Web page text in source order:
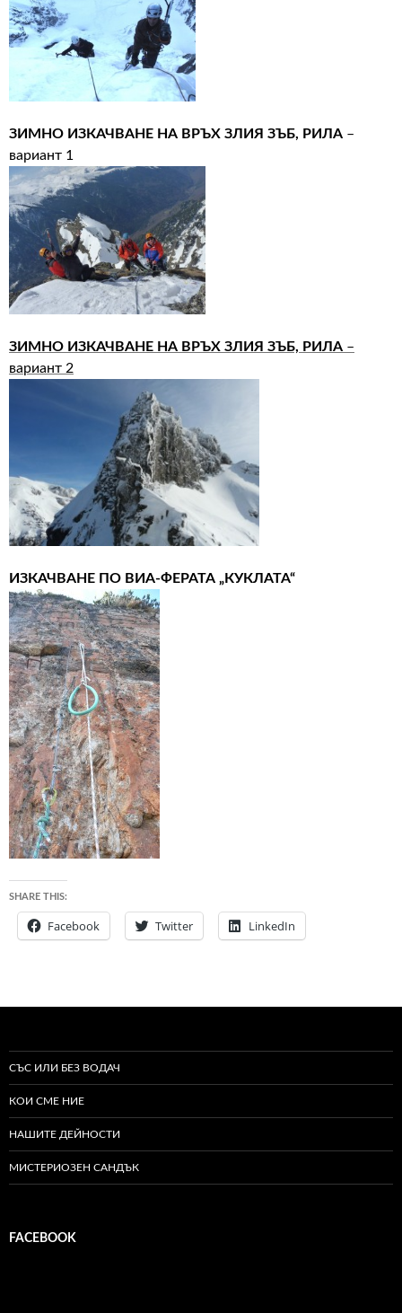
ЗИМНО ИЗКАЧВАНЕ НА ВРЪХ ЗЛИЯ ЗЪБ, РИЛА –
вариант 1
ЗИМНО ИЗКАЧВАНЕ НА ВРЪХ ЗЛИЯ ЗЪБ, РИЛА –
вариант 2
ИЗКАЧВАНЕ ПО ВИА-ФЕРАТА „КУКЛАТА“
SHARE THIS:
Facebook Twitter LinkedIn
СЪС ИЛИ БЕЗ ВОДАЧ
КОИ СМЕ НИЕ
НАШИТЕ ДЕЙНОСТИ
МИСТЕРИОЗЕН САНДЪК
FACEBOOK